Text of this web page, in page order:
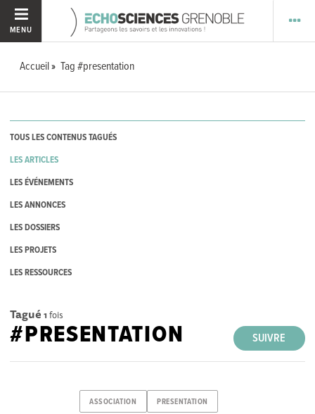
MENU
Accueil Tag #presentation
TOUS LES CONTENUS TAGUÉS
LES ARTICLES
LES ÉVÉNEMENTS
LES ANNONCES
LES DOSSIERS
LES PROJETS
LES RESSOURCES
Tagué 1 fois
SUIVRE
#PRESENTATION
ASSOCIATION PRESENTATION